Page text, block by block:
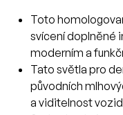
Toto
svícení doplněné
moderním a
Tato světla pro
původních
a viditelnost